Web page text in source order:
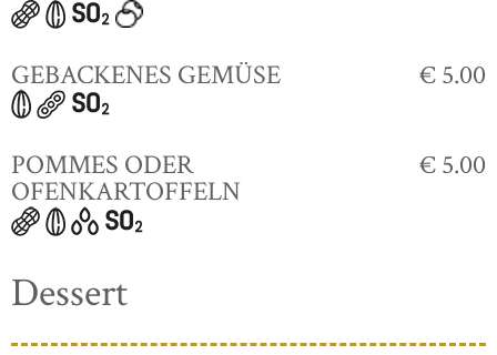
GEBACKENES GEMÜSE € 5.00
POMMES ODER
OFENKARTOFFELN
€ 5.00
Dessert